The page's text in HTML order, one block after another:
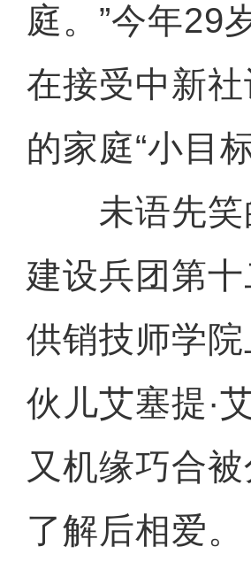
庭。”今年29
在接受中新
的家庭“小目标
未语先笑
建设兵团第
供销技师学
伙儿艾塞提·
又机缘巧合
了解后相爱。